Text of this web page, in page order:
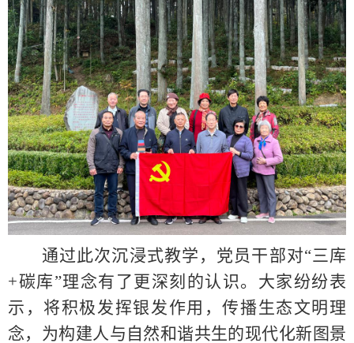
通过此次沉浸式教学，党员干部对“三库
+碳库”理念有了更深刻的认识。大家纷纷表
示，将积极发挥银发作用，传播生态文明理
念，为构建人与自然和谐共生的现代化新图景